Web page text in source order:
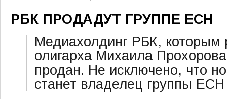
РБК ПРОДАДУТ ГРУППЕ ЕСН
Медиахолдинг РБК, которым
олигарха Михаила
продан. Не исключено, что
станет владелец группы ЕСН